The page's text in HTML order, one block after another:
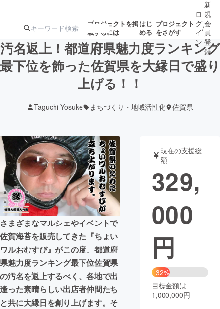
プロジェクトを掲
載するには
はじ
める
プロジェクト
をさがす
注目の新着プロ
ジェクト
募集終了が近いプ
テクノロジー・ガジェット
映像・映画 書籍・雑誌
ビジネス・起業 チャレンジ
まちづくり・地域活性化
CAMPFIRE for Social Good
CAMPFIRE Creation
CAMPFIREふるさと納税
コミュニティ
ロ
グ
イ
ン
/
新
規
会
員
登
録
汚名返上！都道府県魅力度ランキング
最下位を飾った佐賀県を大縁日で盛り
上げる！！
Taguchi Yosuke まちづくり・地域活性化 佐賀県
さまざまなマルシェやイベントで
佐賀海苔を販売してきた『ちょい
ワルおむすび』がこの度、都道府
県魅力度ランキング最下位佐賀県
の汚名を返上するべく、各地で出
逢った素晴らしい出店者仲間たち
と共に大縁日を創り上げます。そ
現在の支援総
額
329,
000
円
32%
目標金額は
1,000,000円